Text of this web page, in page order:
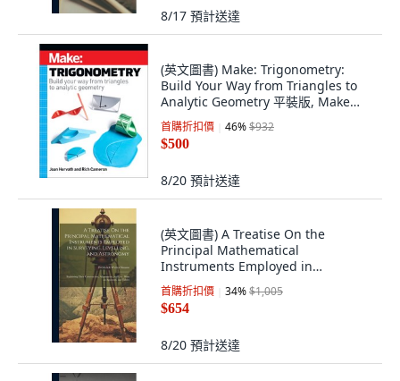
8/17 預計送達
(英文圖書) Make: Trigonometry:
Build Your Way from Triangles to
Analytic Geometry 平裝版, Make
Community, LLC, 英文
首購折扣價 46%$932
$500
8/20 預計送達
(英文圖書) A Treatise On the
Principal Mathematical
Instruments Employed in
Surveying Levelling and As... 精裝
版, Legare Street Press, 英文
首購折扣價 34%$1,005
$654
8/20 預計送達